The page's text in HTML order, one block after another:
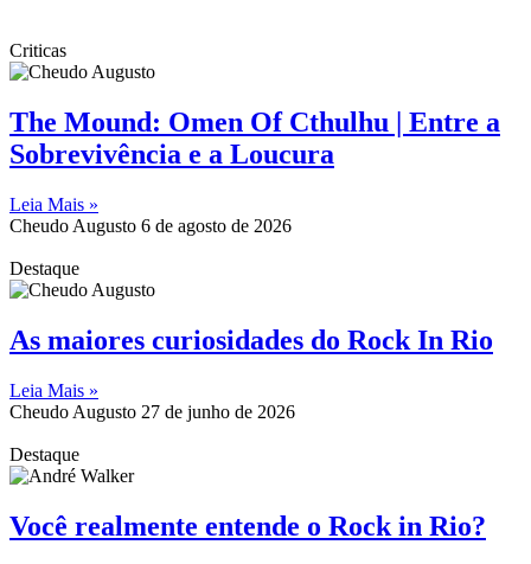
Criticas
The Mound: Omen Of Cthulhu | Entre a
Sobrevivência e a Loucura
Leia Mais »
Cheudo Augusto 6 de agosto de 2026
Destaque
As maiores curiosidades do Rock In Rio
Leia Mais »
Cheudo Augusto 27 de junho de 2026
Destaque
Você realmente entende o Rock in Rio?